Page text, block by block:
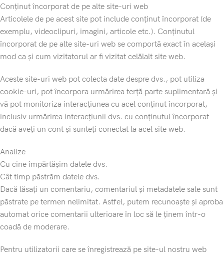
Conținut încorporat de pe alte site-uri web
Articolele de pe acest site pot include conținut încorporat (de
exemplu, videoclipuri, imagini, articole etc.). Conținutul
încorporat de pe alte site-uri web se comportă exact în același
mod ca și cum vizitatorul ar fi vizitat celălalt site web.
Aceste site-uri web pot colecta date despre dvs., pot utiliza
cookie-uri, pot încorpora urmărirea terță parte suplimentară și
vă pot monitoriza interacțiunea cu acel conținut încorporat,
inclusiv urmărirea interacțiunii dvs. cu conținutul încorporat
dacă aveți un cont și sunteți conectat la acel site web.
Analize
Cu cine împărtășim datele dvs.
Cât timp păstrăm datele dvs.
Dacă lăsați un comentariu, comentariul și metadatele sale sunt
păstrate pe termen nelimitat. Astfel, putem recunoaște și aproba
automat orice comentarii ulterioare în loc să le ținem într-o
coadă de moderare.
Pentru utilizatorii care se înregistrează pe site-ul nostru web